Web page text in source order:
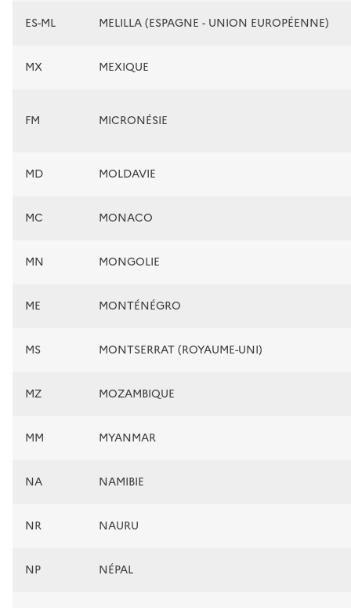
ES-ML MELILLA (ESPAGNE - UNION EUROPÉENNE)
MX MEXIQUE
FM MICRONÉSIE
MD MOLDAVIE
MC MONACO
MN MONGOLIE
ME MONTÉNÉGRO
MS MONTSERRAT (ROYAUME-UNI)
MZ MOZAMBIQUE
MM MYANMAR
NA NAMIBIE
NR NAURU
NP NÉPAL